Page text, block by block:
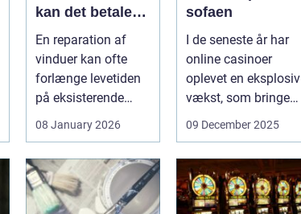
kan det betale
sig?
En reparation af
vinduer kan ofte
forlænge levetiden
på eksisterende
08 January 2026
sofaen
I de seneste år har
online casinoer
oplevet en eksplosiv
vækst, som bringer
spændi...
09 December 2025